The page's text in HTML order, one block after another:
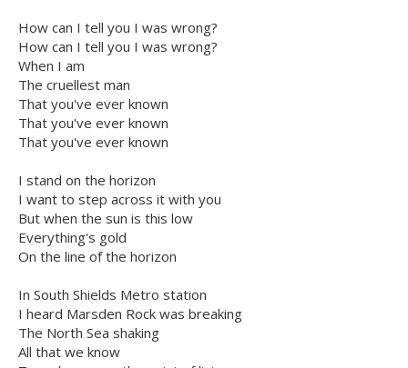
How can I tell you I was wrong?
How can I tell you I was wrong?
When I am
The cruellest man
That you've ever known
That you've ever known
That you've ever known
I stand on the horizon
I want to step across it with you
But when the sun is this low
Everything's gold
On the line of the horizon
In South Shields Metro station
I heard Marsden Rock was breaking
The North Sea shaking
All that we know